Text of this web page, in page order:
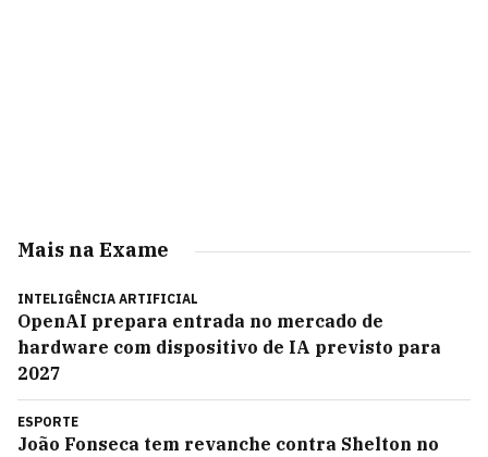
Mais na Exame
INTELIGÊNCIA ARTIFICIAL
OpenAI prepara entrada no mercado de
hardware com dispositivo de IA previsto para
2027
ESPORTE
João Fonseca tem revanche contra Shelton no